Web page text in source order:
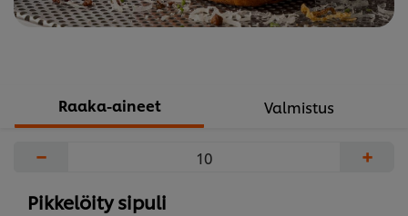
Raaka-aineet Valmistus
− +
Pikkelöity sipuli